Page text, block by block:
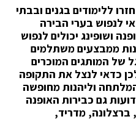
ללימודים בגנים ובבתי
לנפוש בערי הבירה
ושופינג יכולים לנפוש
ממבצעים משתלמים
של המותגים המוכרים
כדאי לנצל את התקופה
וליהנות מחופשה
גם כבירות האופנה
ברצלונה, מדריד,